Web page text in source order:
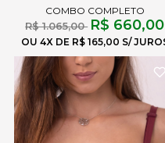
COMBO COMPLETO
R$ 1.065,00 R$ 660,00
4X R$ 165,00